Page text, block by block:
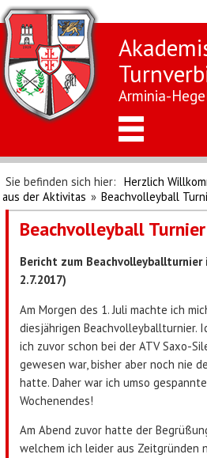
Arminia-
Sie befinden sich hier: Herzlich
aus der Aktivitas » Beachvolleyball
Beachvolleyball
Bericht zum Beachvolleyballturnier
2.7.2017)
Am Morgen des 1. Juli machte ich
diesjährigen Beachvolleyballturnier.
ich zuvor schon bei der ATV Saxo-
gewesen war, bisher aber noch nie
hatte. Daher war ich umso
Wochenendes!
Am Abend zuvor hatte der
welchem ich leider aus Zeitgründen